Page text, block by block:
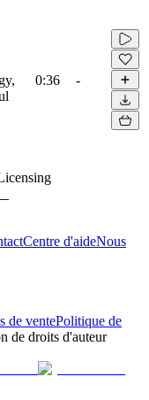
0:36 -
Centre d'aideNous
de ventePolitique de
de droits d'auteur